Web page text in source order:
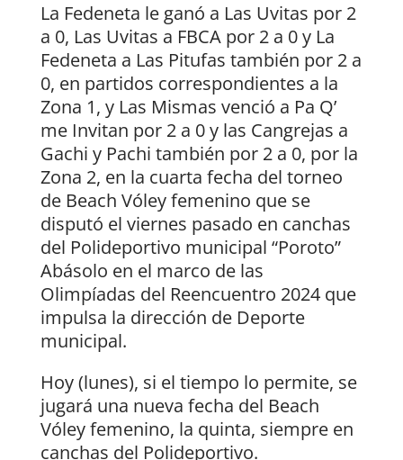
La Fedeneta le ganó a Las Uvitas por 2
a 0, Las Uvitas a FBCA por 2 a 0 y La
Fedeneta a Las Pitufas también por 2 a
0, en partidos correspondientes a la
Zona 1, y Las Mismas venció a Pa Q’
me Invitan por 2 a 0 y las Cangrejas a
Gachi y Pachi también por 2 a 0, por la
Zona 2, en la cuarta fecha del torneo
de Beach Vóley femenino que se
disputó el viernes pasado en canchas
del Polideportivo municipal “Poroto”
Abásolo en el marco de las
Olimpíadas del Reencuentro 2024 que
impulsa la dirección de Deporte
municipal.
Hoy (lunes), si el tiempo lo permite, se
jugará una nueva fecha del Beach
Vóley femenino, la quinta, siempre en
canchas del Polideportivo.